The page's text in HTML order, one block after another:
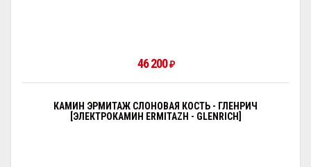
46 200₽
КАМИН ЭРМИТАЖ СЛОНОВАЯ КОСТЬ - ГЛЕНРИЧ
[ЭЛЕКТРОКАМИН ERMITAZH - GLENRICH]